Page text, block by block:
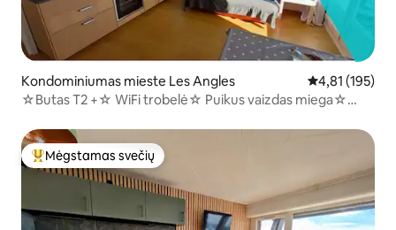
Kondominiumas mieste Les Angles Vidutinis
4,81 (195)
☆Butas T2 +☆ WiFi trobelė☆ Puikus vaizdas miega☆
Svečių mėgstamiausias
Mėgstamas svečių